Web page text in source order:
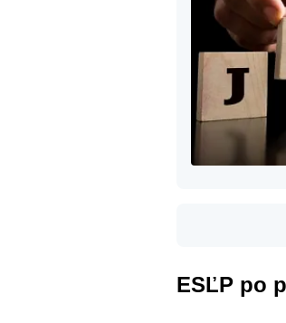
ESĽP po